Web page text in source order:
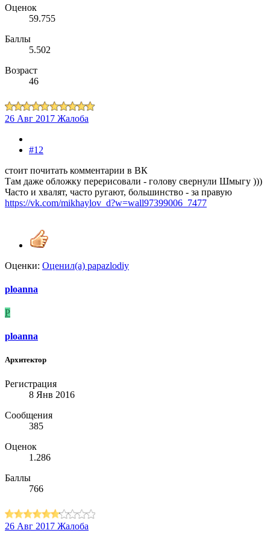
Оценок
59.755
Баллы
5.502
Возраст
46
26 Авг 2017 Жалоба
#12
стоит почитать комментарии в ВК
Там даже обложку перерисовали - голову свернули Шмыгу )))
Часто и хвалят, часто ругают, большинство - за правую
https://vk.com/mikhaylov_d?w=wall97399006_7477
Оценки: Оценил(а) papazlodiy
ploanna
P
ploanna
Архитектор
Регистрация
8 Янв 2016
Сообщения
385
Оценок
1.286
Баллы
766
26 Авг 2017 Жалоба